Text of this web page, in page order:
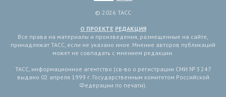
© 2026 ТАСС
О ПРОЕКТЕ РЕДАКЦИЯ
Все права на материалы и произведения, размещенные на сайте,
принадлежат ТАСС, если не указано иное. Мнение авторов публикаций
может не совпадать с мнением редакции.
ТАСС, информационное агентство (св-во о регистрации СМИ № 3 247
выдано 02 апреля 1999 г. Государственным комитетом Российской
Федерации по печати).